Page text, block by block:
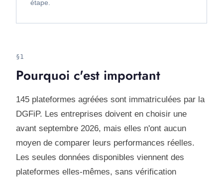
étape.
§1
Pourquoi c'est important
145 plateformes agréées sont immatriculées par la
DGFiP. Les entreprises doivent en choisir une
avant septembre 2026, mais elles n'ont aucun
moyen de comparer leurs performances réelles.
Les seules données disponibles viennent des
plateformes elles-mêmes, sans vérification